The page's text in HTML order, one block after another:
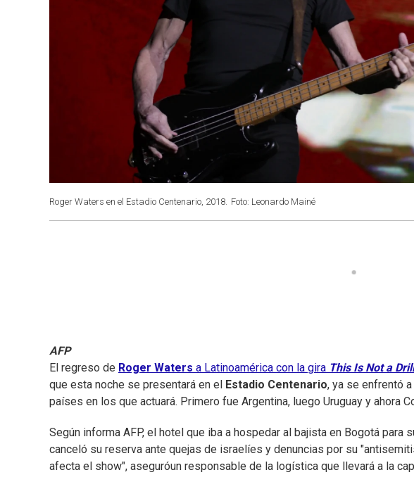
Roger Waters en el Estadio Centenario, 2018. Foto: Leonardo Mainé
AFP
El regreso de Roger Waters a Latinoamérica con la gira This Is Not a Drill
que esta noche se presentará en el
Estadio Centenario, ya se enfrentó
países en los que actuará. Primero fue Argentina, luego Uruguay y ahora
Según informa AFP, el hotel que iba a hospedar al bajista en Bogotá
canceló su reserva ante quejas de israelíes y denuncias por su
afecta el show", aseguróun responsable de la logística que llevará a la